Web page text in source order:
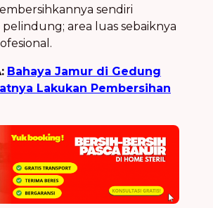
sendiri
area luas sebaiknya
Bahaya Jamur di Gedung
Lakukan Pembersihan